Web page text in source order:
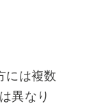
には複数
異なり